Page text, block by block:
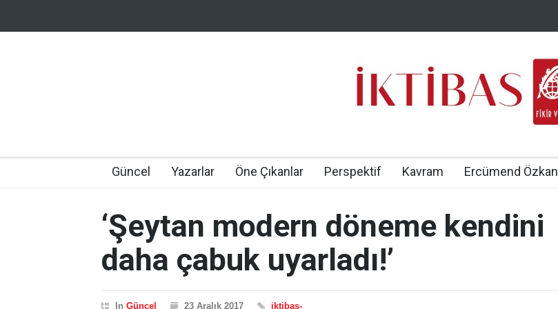
Güncel Yazarlar Öne Çıkanlar Perspektif Kavram Ercümend Özkan
‘Şeytan modern döneme kendini
daha çabuk uyarladı!’
In Güncel 23 Aralık 2017 iktibas-